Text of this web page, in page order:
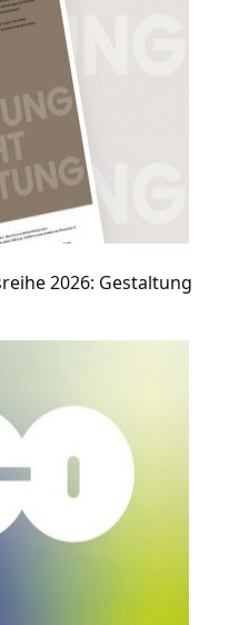
2026: Gestaltung